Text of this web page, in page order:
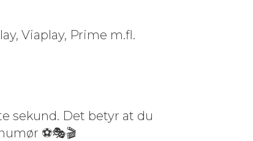
Viaplay, Prime m.fl.
sekund. Det betyr at du
⚽️🎭🎬